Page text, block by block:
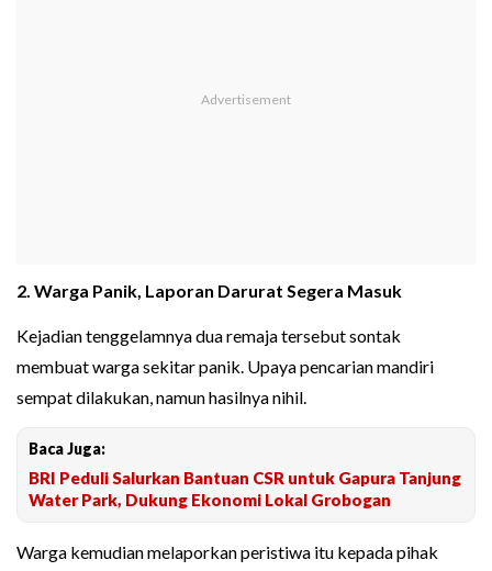
2. Warga Panik, Laporan Darurat Segera Masuk
Kejadian tenggelamnya dua remaja tersebut sontak
membuat warga sekitar panik. Upaya pencarian mandiri
sempat dilakukan, namun hasilnya nihil.
Baca Juga:
BRI Peduli Salurkan Bantuan CSR untuk Gapura Tanjung
Water Park, Dukung Ekonomi Lokal Grobogan
Warga kemudian melaporkan peristiwa itu kepada pihak